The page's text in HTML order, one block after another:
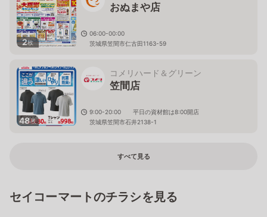
2枚
おぬまや店
06:00-00:00
茨城県笠間市仁古田1163-59
48枚
コメリハード＆グリーン
笠間店
9:00-20:00 平日の資材館は8:00開店
茨城県笠間市石井2138-1
すべて見る
セイコーマートのチラシを見る